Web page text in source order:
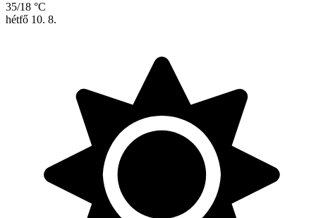
35/18 °C
hétfő 10. 8.